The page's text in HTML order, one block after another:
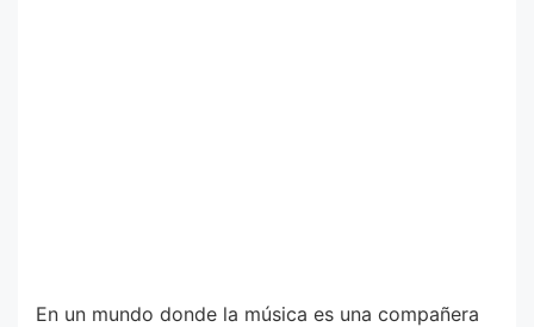
En un mundo donde la música es una compañera